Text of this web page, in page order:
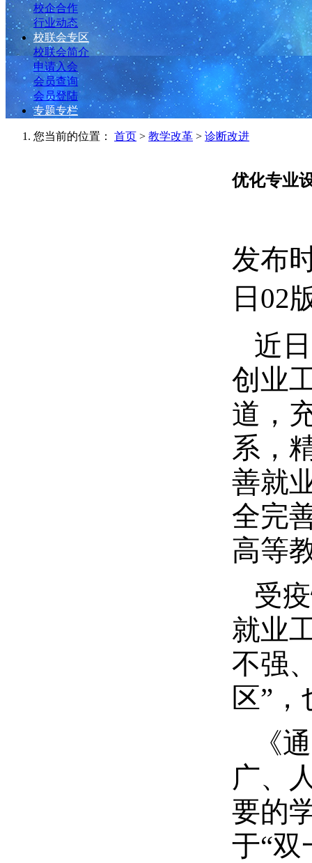
校企合作
行业动态
校联会专区
校联会简介
申请入会
会员查询
会员登陆
专题专栏
您当前的位置： 首页 > 教学改革 > 诊断改进
优化专业
发布
日02
近
创业
道，
系，
善就
全完
高等
受
就业
不强
区”
《
广、
要的
于“